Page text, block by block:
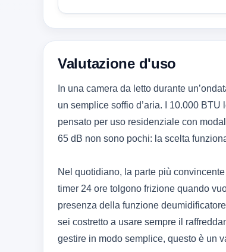
Valutazione d'uso
In una camera da letto durante
un semplice soffio d’aria. I 10.000
pensato per uso residenziale con
65 dB non sono pochi: la scelta
Nel quotidiano, la parte più
timer 24 ore tolgono frizione quando
presenza della funzione
sei costretto a usare sempre il
gestire in modo semplice, questo è un